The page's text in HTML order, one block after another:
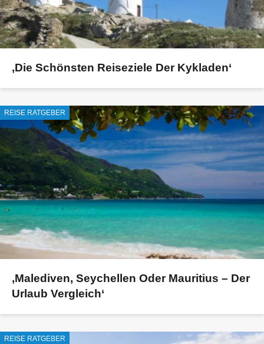
‚Die Schönsten Reiseziele Der Kykladen‘
REISE RATGEBER
‚Malediven, Seychellen Oder Mauritius – Der
Urlaub Vergleich‘
REISE RATGEBER